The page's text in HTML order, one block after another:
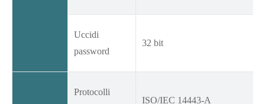
Uccidi
password
32 bit
Protocolli
ISO/IEC 14443-A